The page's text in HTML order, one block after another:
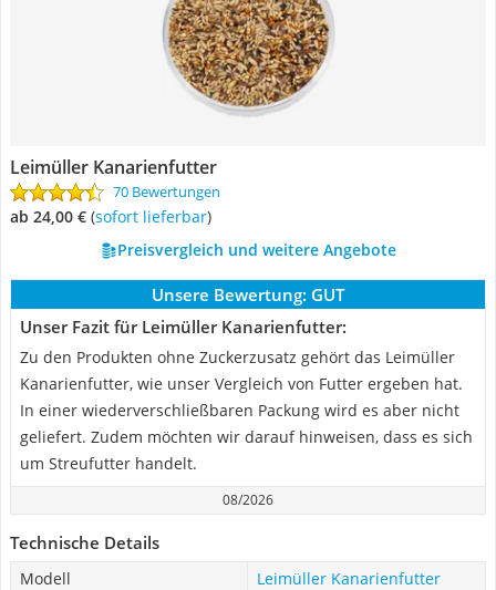
Leimüller Kanarienfutter
70 Bewertungen
ab 24,00 € ( Sofort lieferbar)
Preisvergleich und weitere Angebote
Unsere Bewertung: GUT
Unser Fazit für Leimüller Kanarienfutter:
Zu den Produkten ohne Zuckerzusatz gehört das Leimüller
Kanarienfutter, wie unser Vergleich von Futter ergeben hat.
In einer wiederverschließbaren Packung wird es aber nicht
geliefert. Zudem möchten wir darauf hinweisen, dass es sich
um Streufutter handelt.
08/2026
Technische Details
Modell
Leimüller Kanarienfutter